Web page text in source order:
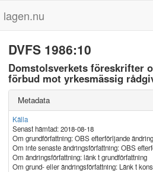
lagen.nu
DVFS 1986:10
Domstolsverkets föreskrifter
förbud mot yrkesmässig
Metadata
Källa
Senast hämtad: 2018-08-18
Om grundförfattning: OBS efterförljande
Om inte senaste ändringsförfattning: OBS
Om ändringsförfattning: länk t grundförfattning
Om grund- eller ändringsförfattning: Länk t